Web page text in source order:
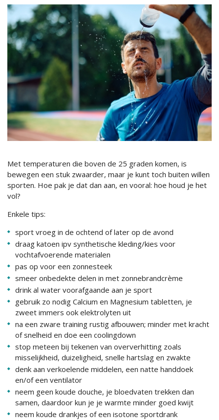
Met temperaturen die boven de 25 graden komen, is
bewegen een stuk zwaarder, maar je kunt toch buiten willen
sporten. Hoe pak je dat dan aan, en vooral: hoe houd je het
vol?
Enkele tips:
sport vroeg in de ochtend of later op de avond
draag katoen ipv synthetische kleding/kies voor
vochtafvoerende materialen
pas op voor een zonnesteek
smeer onbedekte delen in met zonnebrandcrème
drink al water voorafgaande aan je sport
gebruik zo nodig Calcium en Magnesium tabletten, je
zweet immers ook elektrolyten uit
na een zware training rustig afbouwen; minder met kracht
of snelheid en doe een coolingdown
stop meteen bij tekenen van oververhitting zoals
misselijkheid, duizeligheid, snelle hartslag en zwakte
denk aan verkoelende middelen, een natte handdoek
en/of een ventilator
neem geen koude douche, je bloedvaten trekken dan
samen, daardoor kun je je warmte minder goed kwijt
neem koude drankjes of een isotone sportdrank